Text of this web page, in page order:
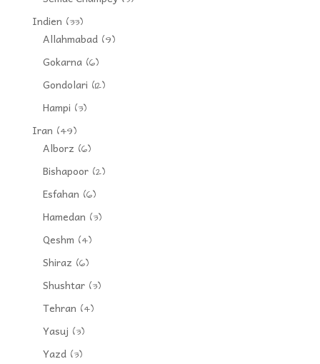
Indien (33)
Allahmabad(9)
Gokarna(6)
Gondolari (12)
Hampi (3)
Iran (49)
Alborz (6)
Bishapoor(2)
Esfahan (6)
Hamedan (3)
Qeshm (4)
Shiraz (6)
Shushtar(3)
Tehran (4)
Yasuj (3)
Yazd(3)